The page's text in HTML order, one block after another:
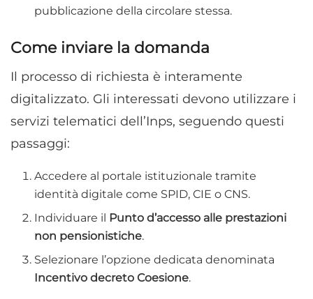
pubblicazione della circolare stessa.
Come inviare la domanda
Il processo di richiesta è interamente
digitalizzato. Gli interessati devono utilizzare i
servizi telematici dell’Inps, seguendo questi
passaggi:
Accedere al portale istituzionale tramite
identità digitale come SPID, CIE o CNS.
Individuare il Punto d’accesso alle prestazioni
non pensionistiche.
Selezionare l’opzione dedicata denominata
Incentivo decreto Coesione.